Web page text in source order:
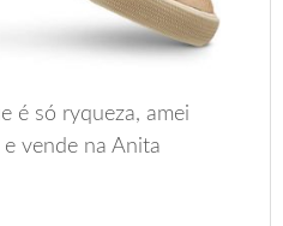
é só ryqueza, amei
vende na Anita